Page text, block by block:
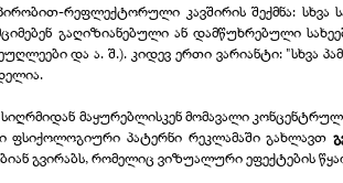
რეფლექტორული კავშირის შექმნა: სხვა
გაღიზიანებული ან დამწუხრებული
და ა. შ.). კიდევ ერთი ვარიანტი: "სხვა
სიღრმიდან მაყურებლისკენ მომავალი
ფსიქოლოგიური პატერნი რეკლამაში გახლავთ
გვირაბს, რომელიც ვიზუალური ეფექტების